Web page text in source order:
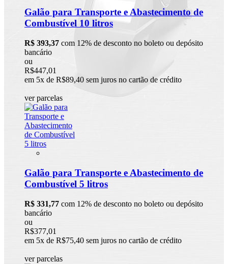
Galão para Transporte e Abastecimento de
Combustível 10 litros
R$ 393,37 com 12% de desconto no boleto ou depósito
bancário
ou
R$447,01
em 5x de R$89,40 sem juros no cartão de crédito
ver parcelas
Galão para Transporte e Abastecimento de
Combustível 5 litros
R$ 331,77 com 12% de desconto no boleto ou depósito
bancário
ou
R$377,01
em 5x de R$75,40 sem juros no cartão de crédito
ver parcelas